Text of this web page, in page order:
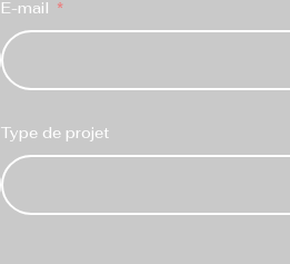
E-mail
Type de projet